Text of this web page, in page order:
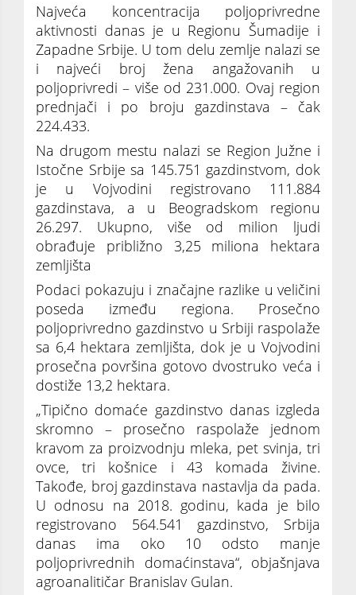
Najveća koncentracija poljoprivredne
aktivnosti danas je u Regionu Šumadije i
Zapadne Srbije. U tom delu zemlje nalazi se
i najveći broj žena angažovanih u
poljoprivredi – više od 231.000. Ovaj region
prednjači i po broju gazdinstava – čak
224.433.
Na drugom mestu nalazi se Region Južne i
Istočne Srbije sa 145.751 gazdinstvom, dok
je u Vojvodini registrovano 111.884
gazdinstava, a u Beogradskom regionu
26.297. Ukupno, više od milion ljudi
obrađuje približno 3,25 miliona hektara
zemljišta
Podaci pokazuju i značajne razlike u veličini
poseda između regiona. Prosečno
poljoprivredno gazdinstvo u Srbiji raspolaže
sa 6,4 hektara zemljišta, dok je u Vojvodini
prosečna površina gotovo dvostruko veća i
dostiže 13,2 hektara.
„Tipično domaće gazdinstvo danas izgleda
skromno – prosečno raspolaže jednom
kravom za proizvodnju mleka, pet svinja, tri
ovce, tri košnice i 43 komada živine.
Takođe, broj gazdinstava nastavlja da pada.
U odnosu na 2018. godinu, kada je bilo
registrovano 564.541 gazdinstvo, Srbija
danas ima oko 10 odsto manje
poljoprivrednih domaćinstava“, objašnjava
agroanalitičar Branislav Gulan.